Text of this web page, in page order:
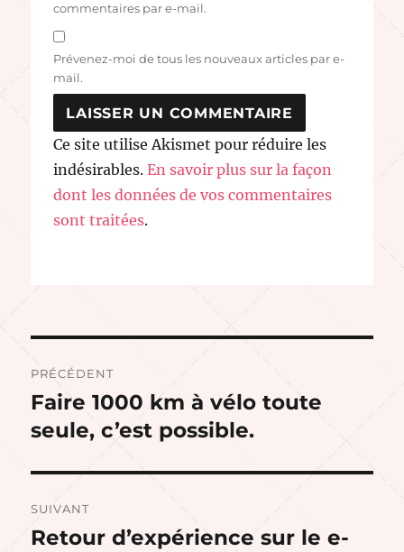
commentaires par e-mail.
Prévenez-moi de tous les nouveaux articles par e-
mail.
Ce site utilise Akismet pour réduire les
indésirables.En savoir plus sur la façon
dont les données de vos commentaires
sont traitées.
Navigation
de
l’article
PRÉCÉDENT
Publication
précédente :
Faire 1000 km à vélo toute
seule, c’est possible.
SUIVANT
Publication
Retour d’expérience sur le e-